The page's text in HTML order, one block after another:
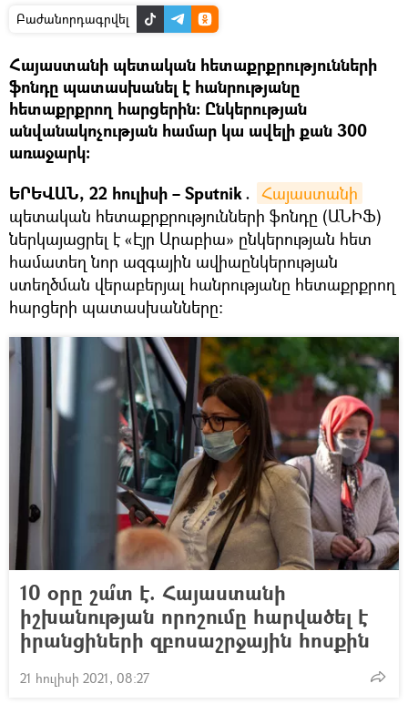
Բաժանորդագրվել
Հայաստանի պետական հետաքրքրությունների
ֆոնդը պատասխանել է հանրությանը
հետաքրքրող հարցերին։ Ընկերության
անվանակոչության համար կա ավելի քան 300
առաջարկ։
ԵՐԵՎԱՆ, 22 հուլիսի – Sputnik․ Հայաստանի
պետական հետաքրքրությունների ֆոնդը (ԱՆԻՖ)
ներկայացրել է «Էյր Արաբիա» ընկերության հետ
համատեղ նոր ազգային ավիաընկերության
ստեղծման վերաբերյալ հանրությանը հետաքրքրող
հարցերի պատասխանները:
10 օրը շա՞տ է. Հայաստանի
իշխանության որոշումը հարվածել է
իրանցիների զբոսաշրջային հոսքին
21 հուլիսի 2021, 08:27